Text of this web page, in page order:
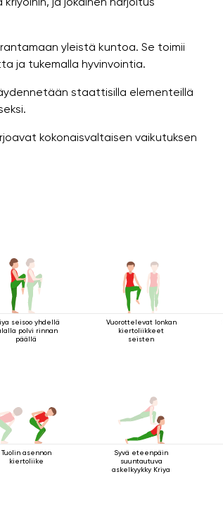
yleistä kuntoa. Se toimii
ja tukemalla hyvinvointia.
staattisilla elementeillä
kokonaisvaltaisen vaikutuksen
seisoo yhdellä
polvi rinnan
päällä
Vuorottelevat lonkan
kiertoliikkeet
seisten
Tuolin asennon
kiertoliike
Syvä eteenpäin
suuntautuva
askelkyykky Kriya